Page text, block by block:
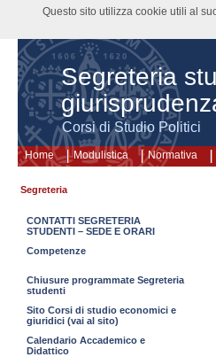
Segreteria
Corsi di Studio Politici
Home Modulistica Normativa
Segreteria
CONTATTI SEGRETERIA
STUDENTI – SEDE E ORARI
Competenze
Chiusure programmate Segreteria
studenti
Sito Corsi di studio economici e
giuridici (vai al sito)
Calendario Accademico e
Didattico
Questo sito utilizza cookie utili al